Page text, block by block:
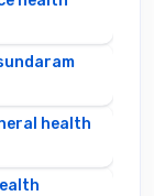
health